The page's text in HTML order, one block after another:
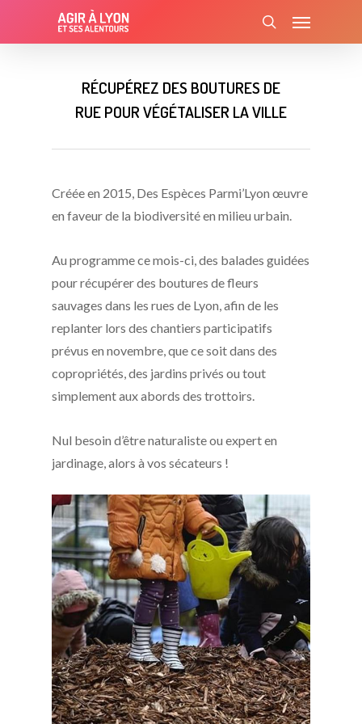
Menu
RÉCUPÉREZ DES BOUTURES DE
RUE POUR VÉGÉTALISER LA VILLE
Créée en 2015, Des Espèces Parmi’Lyon œuvre
en faveur de la biodiversité en milieu urbain.
Au programme ce mois-ci, des balades guidées
pour récupérer des boutures de fleurs
sauvages dans les rues de Lyon, afin de les
replanter lors des chantiers participatifs
prévus en novembre, que ce soit dans des
copropriétés, des jardins privés ou tout
simplement aux abords des trottoirs.
Nul besoin d’être naturaliste ou expert en
jardinage, alors à vos sécateurs !